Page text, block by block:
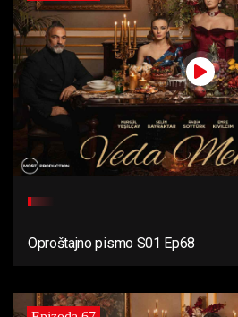
Oproštajno pismo S01 Ep68